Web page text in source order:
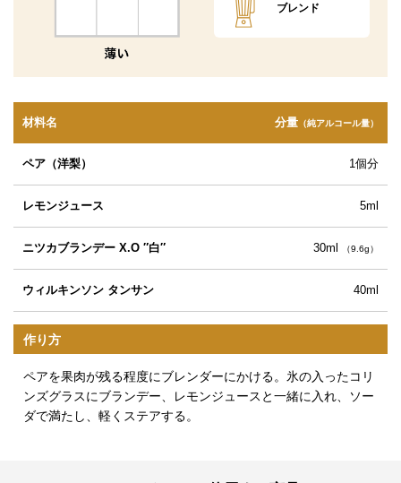
ブレンド
材料名 分量（純アルコール量）
ペア（洋梨） 1個分
レモンジュース 5ml
ニツカブランデー X.O ″白″ 30ml （9.6g）
ウィルキンソン タンサン 40ml
作り方
ペアを果肉が残る程度にブレンダーにかける。氷の入ったコリ
ンズグラスにブランデー、レモンジュースと一緒に入れ、ソー
ダで満たし、軽くステアする。